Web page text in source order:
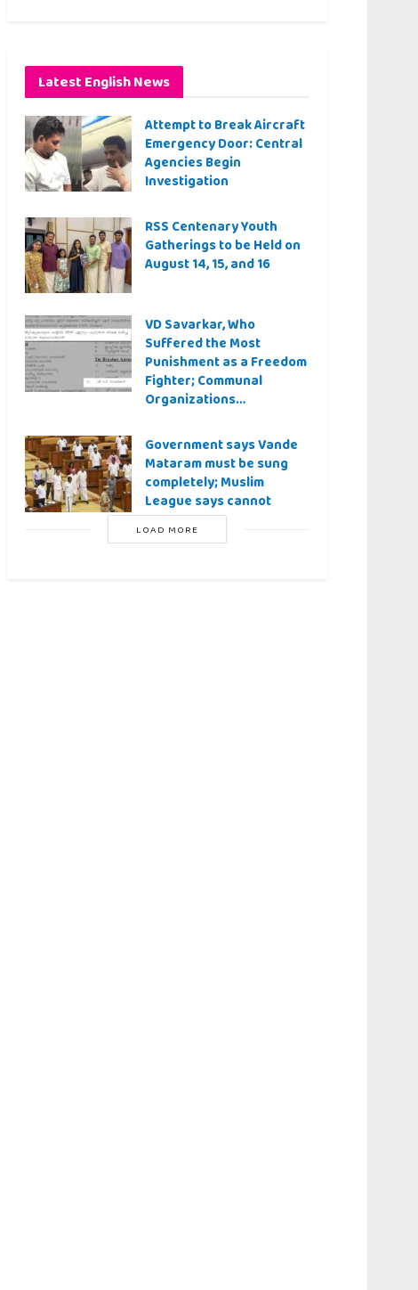
Latest English News
Attempt to Break Aircraft
Emergency Door: Central
Agencies Begin
Investigation
RSS Centenary Youth
Gatherings to be Held on
August 14, 15, and 16
VD Savarkar, Who
Suffered the Most
Punishment as a Freedom
Fighter; Communal
Organizations
Quiz Question
Government says Vande
Mataram must be sung
completely; Muslim
League says cannot
LOAD MORE